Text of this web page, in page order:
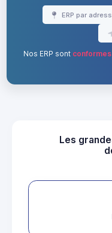
ERP par
Nos ERP sont
Les